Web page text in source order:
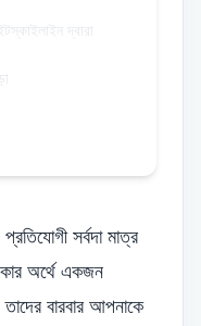
দ্বারা
সর্বদা মাত্র
অর্থে একজন
বারবার আপনাকে